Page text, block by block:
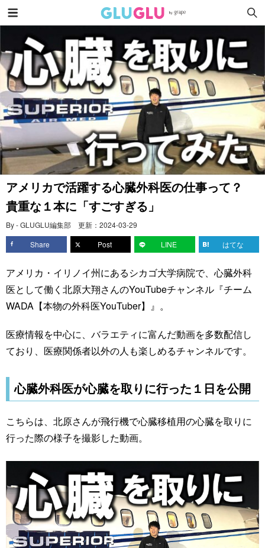
アメリカで活躍する心臓外科医の仕事って？
貴重な１本に「すごすぎる」
By - GLUGLU編集部 更新： 2024-03-29
Share
Post LINE はてな
アメリカ・イリノイ州にあるシカゴ大学病院で、心臓外科
医として働く北原大翔さんのYouTubeチャンネル『チーム
WADA【本物の外科医YouTuber】』。
医療情報を中心に、バラエティに富んだ動画を多数配信し
ており、医療関係者以外の人も楽しめるチャンネルです。
心臓外科医が心臓を取りに行った１日を公開
こちらは、北原さんが飛行機で心臓移植用の心臓を取りに
行った際の様子を撮影した動画。